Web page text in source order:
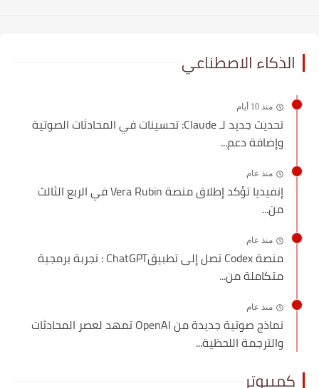
الذكاء الاصطناعي
منذ 10 أيام
تحديث جديد لـ Claude: تحسينات في المحادثات الصوتية
وإضافة دعم...
منذ عام
إنفيديا تؤكد إطلاق منصة Vera Rubin في الربع الثالث
من...
منذ عام
منصة Codex تصل إلى تطبيقChatGPT : تجربة برمجية
متكاملة من...
منذ عام
نماذج صوتية جديدة من OpenAI تمهد لعصر المحادثات
والترجمة اللحظية...
كمبيوتر